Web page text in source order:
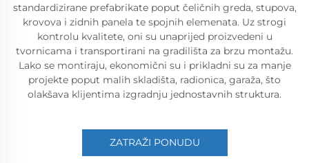
standardizirane prefabrikate poput čeličnih greda, stupova,
krovova i zidnih panela te spojnih elemenata. Uz strogi
kontrolu kvalitete, oni su unaprijed proizvedeni u
tvornicama i transportirani na gradilišta za brzu montažu.
Lako se montiraju, ekonomični su i prikladni su za manje
projekte poput malih skladišta, radionica, garaža, što
olakšava klijentima izgradnju jednostavnih struktura.
ZATRAŽI PONUDU